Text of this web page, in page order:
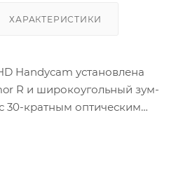
ХАРАКТЕРИСТИКИ
Handycam установлена
R и широкоугольный зум-
30-кратным оптическим